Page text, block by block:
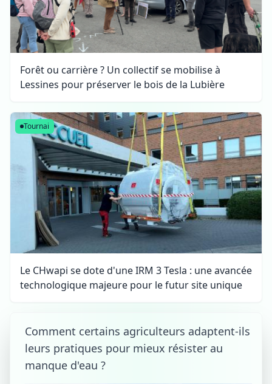
Forêt ou carrière ? Un collectif se mobilise à
Lessines pour préserver le bois de la Lubière
Tournai
Le CHwapi se dote d'une IRM 3 Tesla : une avancée
technologique majeure pour le futur site unique
Comment certains agriculteurs adaptent-ils
leurs pratiques pour mieux résister au
manque d'eau ?